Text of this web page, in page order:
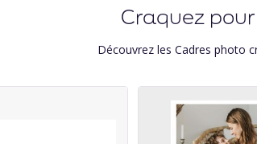
Craquez
Découvrez les Cadres photo